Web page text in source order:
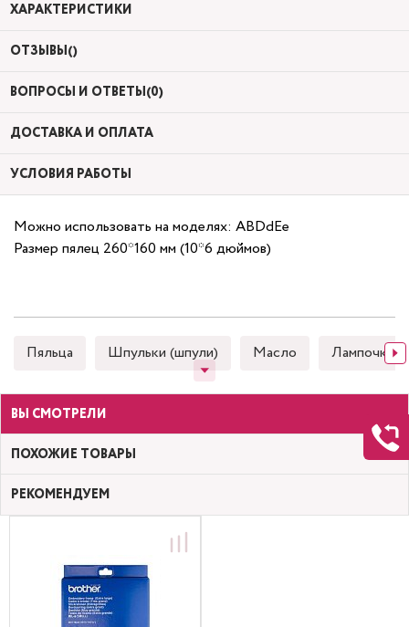
ХАРАКТЕРИСТИКИ
ОТЗЫВЫ()
ВОПРОСЫ И ОТВЕТЫ(0)
ДОСТАВКА И ОПЛАТА
УСЛОВИЯ РАБОТЫ
Можно использовать на моделях: ABDdEe
Размер пялец 260*160 мм (10*6 дюймов)
Пяльца Шпульки (шпули) Масло Лампочки
ВЫ СМОТРЕЛИ
ПОХОЖИЕ ТОВАРЫ
РЕКОМЕНДУЕМ